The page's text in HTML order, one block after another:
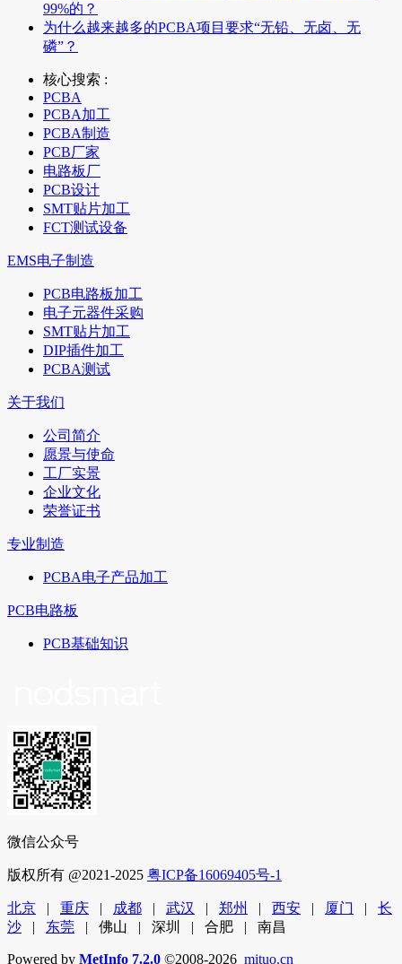
99%的？
为什么越来越多的PCBA项目要求“无铅、无卤、无
磷”？
核心搜索 :
PCBA
PCBA加工
PCBA制造
PCB厂家
电路板厂
PCB设计
SMT贴片加工
FCT测试设备
EMS电子制造
PCB电路板加工
电子元器件采购
SMT贴片加工
DIP插件加工
PCBA测试
关于我们
公司简介
愿景与使命
工厂实景
企业文化
荣誉证书
专业制造
PCBA电子产品加工
PCB电路板
PCB基础知识
微信公众号
版权所有 @2021-2025 粤ICP备16069405号-1
北京 | 重庆 | 成都 | 武汉 | 郑州 | 西安 | 厦门 | 长
沙 | 东莞 | 佛山 | 深圳 | 合肥 | 南昌
Powered by MetInfo 7.2.0 ©2008-2026 mituo.cn